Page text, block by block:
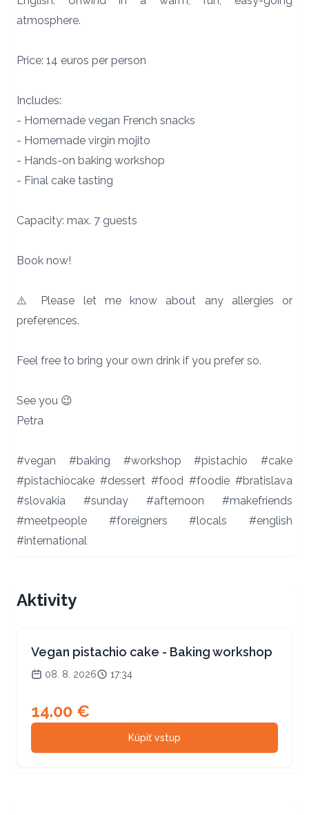
atmosphere.
Price: 14 euros per person
Includes:
- Homemade vegan French snacks
- Homemade virgin mojito
- Hands-on baking workshop
- Final cake tasting
Capacity: max. 7 guests
Book now!
⚠️ Please let me know about any allergies or
preferences.
Feel free to bring your own drink if you prefer so.
See you 😉
Petra
#vegan #baking #workshop #pistachio #cake
#pistachiocake #dessert #food #foodie #bratislava
#slovakia #sunday #afternoon #makefriends
#meetpeople #foreigners #locals #english
#international
Aktivity
Vegan pistachio cake - Baking workshop
08. 8. 2026 17:34
14.00 €
Kúpiť vstup